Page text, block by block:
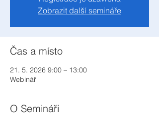
Zobrazit další semináře
Čas a místo
21. 5. 2026 9:00 – 13:00
Webinář
O Semináři